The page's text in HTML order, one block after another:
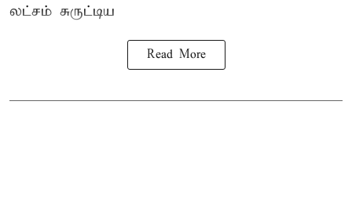
லட்சம் சுருட்டிய
Read More